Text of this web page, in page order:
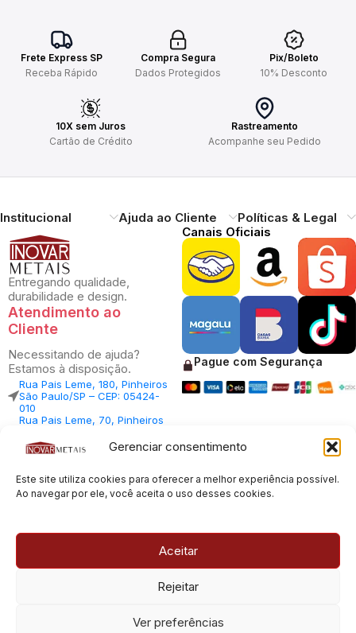
Gerenciar consentimento
Este site utiliza cookies para oferecer a melhor experiência possível.
Ao navegar por ele, você aceita o uso desses cookies.
Aceitar
Rejeitar
Ver preferências
Frete Express SP
Receba Rápido
Compra Segura
Dados Protegidos
Pix/Boleto
10% Desconto
10X sem Juros
Cartão de Crédito
Rastreamento
Acompanhe seu Pedido
Institucional Ajuda ao Cliente Políticas & Legal
Entregando qualidade,
durabilidade e design.
Atendimento ao
Cliente
Necessitando de ajuda?
Estamos à disposição.
Rua Pais Leme, 180, Pinheiros
São Paulo/SP – CEP: 05424-
010
Rua Pais Leme, 70, Pinheiros
010
Central Vendas: (11) 98812-
Central Atendimento: (11)
94535-7237
Canais Oficiais
Pague com Segurança
© 2013 - 2026 |Inovar Metais| Todos os direitos reservados.
Desenvolvido porExperts Digitais
CNPJ: 23.100.120/0001-66